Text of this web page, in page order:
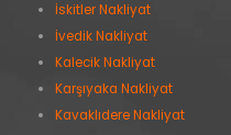
İskitler Nakliyat
İvedik Nakliyat
Kalecik Nakliyat
Karşıyaka Nakliyat
Kavaklıdere Nakliyat